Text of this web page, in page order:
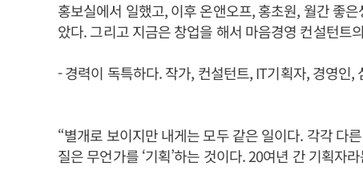
홍보실에서 일했고, 이후 온앤오프, 홍초원, 월간 좋
았다. 그리고 지금은 창업을 해서 마음경영 컨설턴트
- 경력이 독특하다. 작가, 컨설턴트, IT기획자, 경영인
“별개로 보이지만 내게는 모두 같은 일이다. 각각 다
질은 무언가를 ‘기획’하는 것이다. 20여년 간 기획자